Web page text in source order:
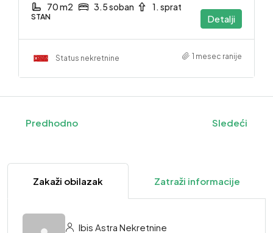
70 m2 3.5 soban 1. sprat
STAN Detalji
Status nekretnine 1 mesec ranije
Predhodno Sledeći
Zakaži obilazak Zatraži informacije
Ibis Astra Nekretnine